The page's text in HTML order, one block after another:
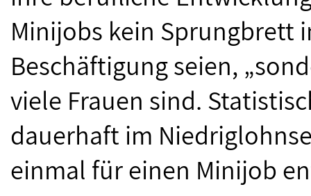
Minijobs kein Sprungbrett
Beschäftigung seien,
viele Frauen sind.
dauerhaft im
einmal für einen Minijob